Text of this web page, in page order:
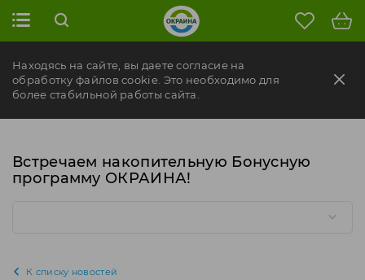
Находясь на сайте, вы даете согласие на
обработку файлов cookie. Это необходимо для
более стабильной работы сайта.
Встречаем накопительную Бонусную
программу ОКРАИНА!
К списку новостей